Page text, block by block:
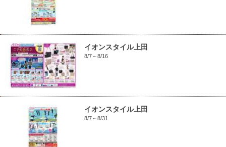
イオンスタイル上田
8/7～8/16
イオンスタイル上田
8/7～8/31